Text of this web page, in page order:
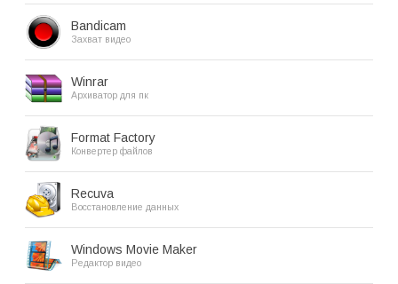
Bandicam
Захват видео
Winrar
Архиватор для пк
Format Factory
Конвертер файлов
Recuva
Восстановление данных
Windows Movie Maker
Редактор видео